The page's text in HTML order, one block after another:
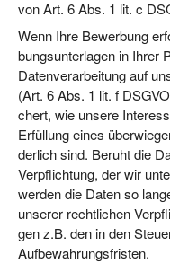
von Art. 6 Abs. 1 lit. c
Wenn Ihre Bewer­bung
bungs­un­ter­la­gen in Ihrer
Daten­ver­ar­bei­tung auf
(Art. 6 Abs. 1 lit. f
chert, wie unse­re
Erfül­lung eines
der­lich sind. Beruht die
Ver­pflich­tung, der wir
wer­den die Daten so
unse­rer recht­li­chen
gen z.B. den in den
Aufbewahrungsfristen.